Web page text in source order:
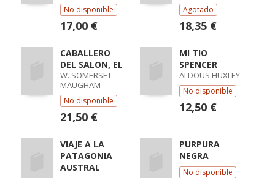
No disponible
17,00 €
Agotado
18,35 €
CABALLERO
DEL SALON, EL
W. SOMERSET
MAUGHAM
No disponible
21,50 €
MI TIO
SPENCER
ALDOUS HUXLEY
No disponible
12,50 €
VIAJE A LA
PATAGONIA
AUSTRAL
PURPURA
NEGRA
No disponible